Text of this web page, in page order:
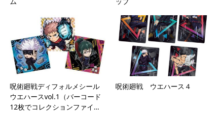
呪術廻戦ディフォルメシール
ウエハースvol.1（バーコード
12枚でコレクションファイ…
呪術廻戦 ウエハース４